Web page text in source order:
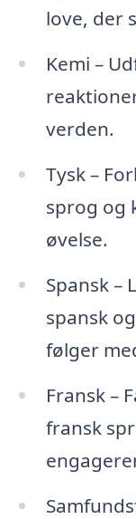
love, der
Kemi –
verden.
Tysk –
sprog og
øvelse.
Spansk –
spansk
følger
Fransk –
fransk